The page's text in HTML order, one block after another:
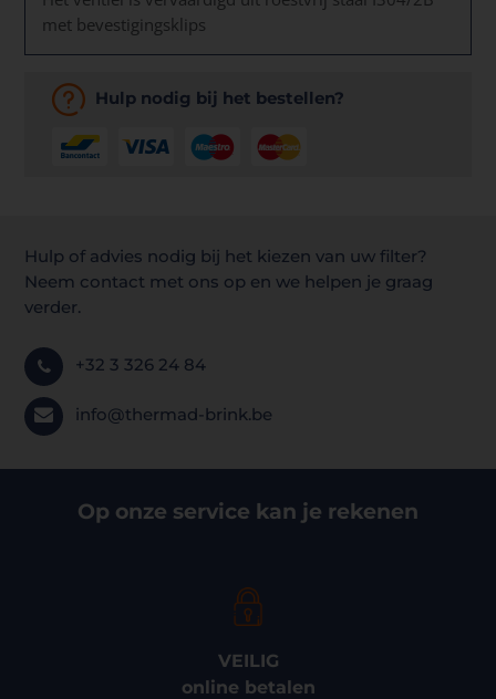
met bevestigingsklips
Hulp nodig bij het bestellen?
Hulp of advies nodig bij het kiezen van uw filter?
Neem contact met ons op en we helpen je graag
verder.
+32 3 326 24 84
info@thermad-brink.be
Op onze service kan je rekenen
VEILIG
online betalen